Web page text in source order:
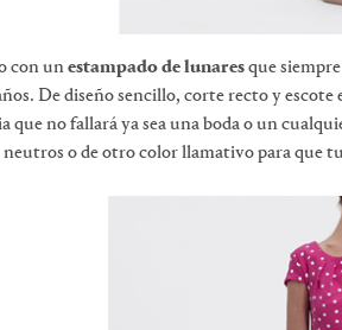
con unestampado de lunaresque
De diseño sencillo, corte recto y
que no fallará ya sea una boda o un
neutros o de otro color llamativo para que